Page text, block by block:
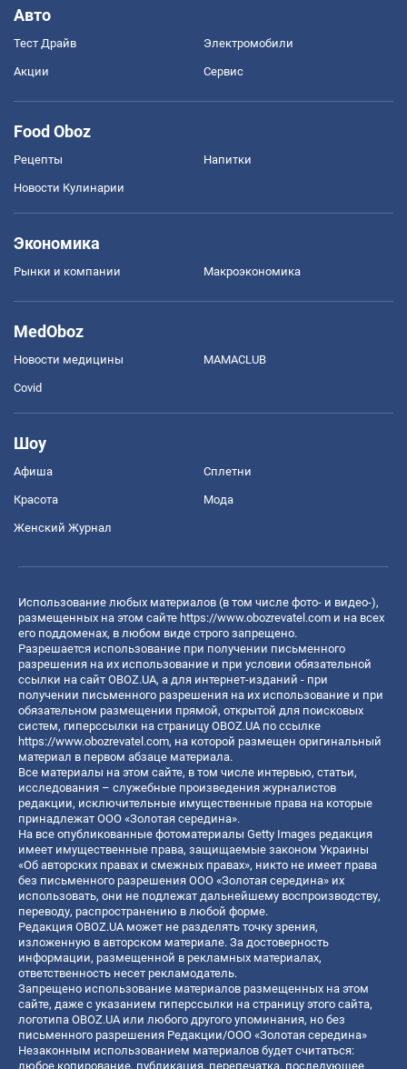
Авто
Тест Драйв Электромобили
Акции Сервис
Food Oboz
Рецепты Напитки
Новости Кулинарии
Экономика
Рынки и компании Mакроэкономика
MedOboz
Новости медицины MAMACLUB
Covid
Шоу
Афиша Сплетни
Красота Мода
Женский Журнал
Использование любых материалов (в том числе фото- и видео-),
размещенных на этом сайте https://www.obozrevatel.com и на всех
его поддоменах, в любом виде строго запрещено.
Разрешается использование при получении письменного
разрешения на их использование и при условии обязательной
ссылки на сайт OBOZ.UA, а для интернет-изданий - при
получении письменного разрешения на их использование и при
обязательном размещении прямой, открытой для поисковых
систем, гиперссылки на страницу OBOZ.UA по ссылке
https://www.obozrevatel.com, на которой размещен оригинальный
материал в первом абзаце материала.
Все материалы на этом сайте, в том числе интервью, статьи,
исследования – служебные произведения журналистов
редакции, исключительные имущественные права на которые
принадлежат ООО «Золотая середина».
На все опубликованные фотоматериалы Getty Images редакция
имеет имущественные права, защищаемые законом Украины
«Об авторских правах и смежных правах», никто не имеет права
без письменного разрешения ООО «Золотая середина» их
использовать, они не подлежат дальнейшему воспроизводству,
переводу, распространению в любой форме.
Редакция OBOZ.UA может не разделять точку зрения,
изложенную в авторском материале. За достоверность
информации, размещенной в рекламных материалах,
ответственность несет рекламодатель.
Запрещено использование материалов размещенных на этом
сайте, даже с указанием гиперссылки на страницу этого сайта,
логотипа OBOZ.UA или любого другого упоминания, но без
письменного разрешения Редакции/ООО «Золотая середина»
Незаконным использованием материалов будет считаться:
любое копирование, публикация, перепечатка, последующее